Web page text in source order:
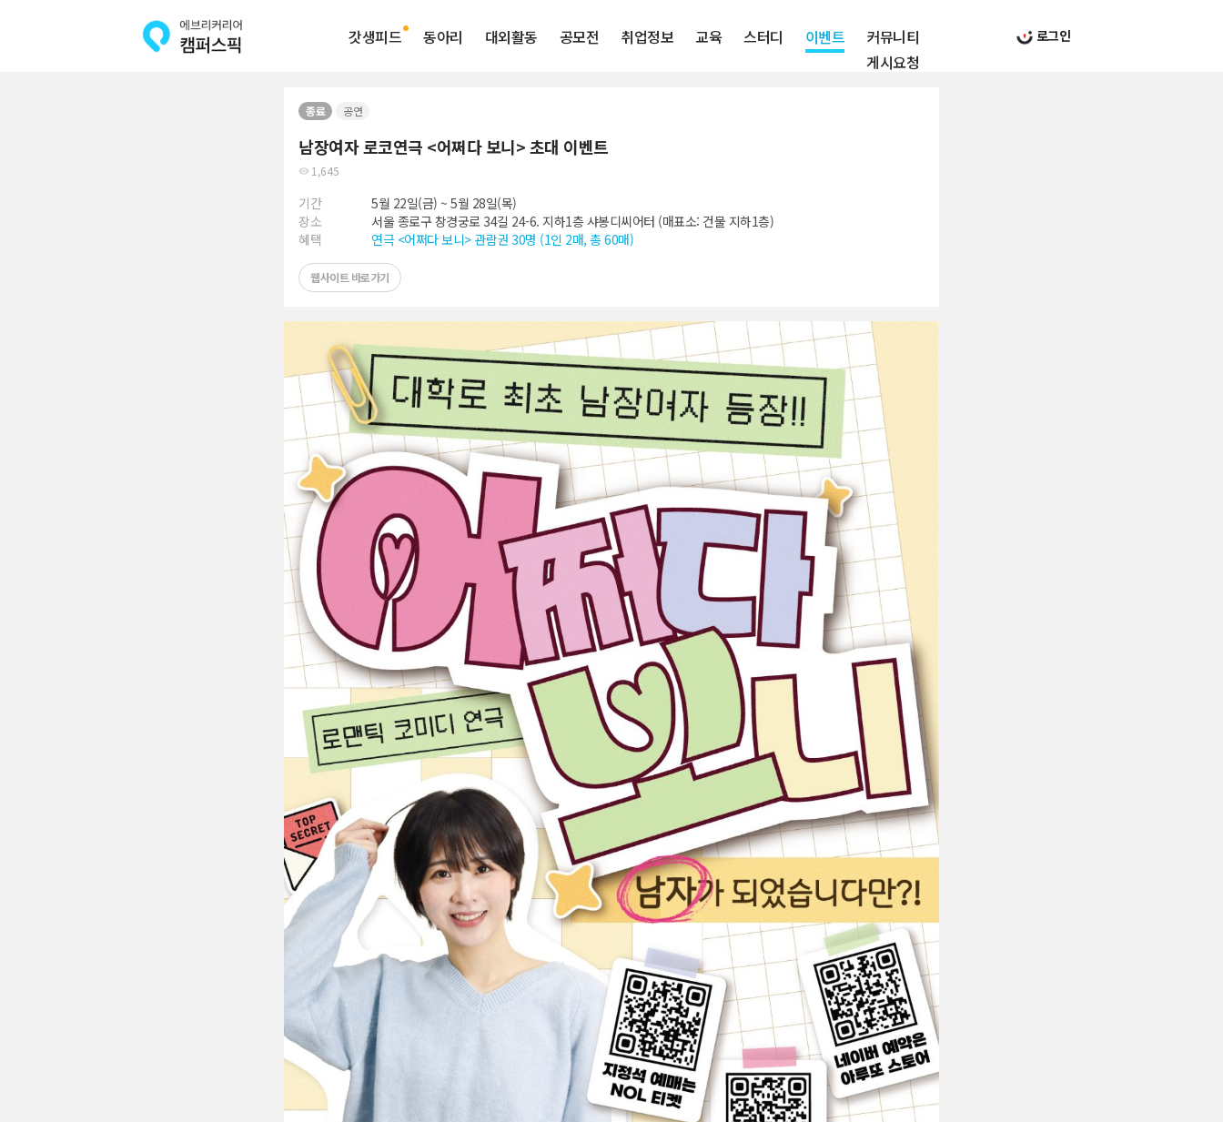
로그인
갓생피드 동아리 대외활동 공모전 취업정보 교육 스터디 이벤트
커뮤니티
게시요청
종료 공연
남장여자 로코연극 <어쩌다 보니> 초대 이벤트
1,645
기간 5월 22일(금) ~ 5월 28일(목)
장소
서울 종로구 창경궁로 34길 24-6. 지하1층 샤봉디씨어터 (매표소: 건물 지하1층)
혜택
연극 <어쩌다 보니> 관람권 30명 (1인 2매, 총 60매)
웹사이트 바로가기